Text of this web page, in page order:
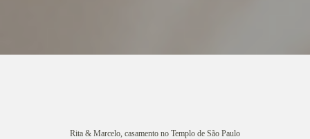
Rita & Marcelo, casamento no Templo de São Paulo